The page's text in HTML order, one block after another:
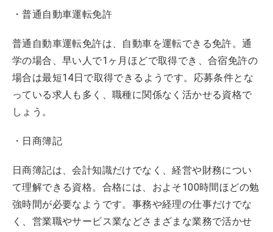
・普通自動車運転免許
普通自動車運転免許は、自動車を運転できる免許。通
学の場合、早い人で1ヶ月ほどで取得でき、合宿免許の
場合は最短14日で取得できるようです。応募条件とな
っている求人も多く、職種に関係なく活かせる資格で
しょう。
・日商簿記
日商簿記は、会計知識だけでなく、経営や財務につい
て理解できる資格。合格には、およそ100時間ほどの勉
強時間が必要なようです。事務や経理の仕事だけでな
く、営業職やサービス業などさまざまな業務で活かせ